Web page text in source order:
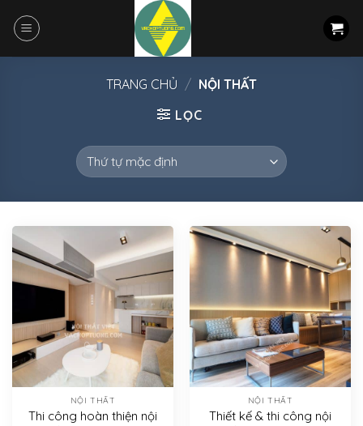
TRANG CHỦ / NỘI THẤT
LỌC
NỘI THẤT
Thi công hoàn thiện nội
NỘI THẤT
Thiết kế & thi công nội